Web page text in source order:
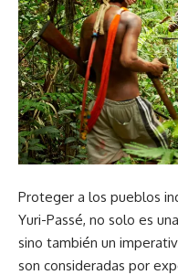
Proteger a los pueblos
Yuri-Passé, no solo es
sino también un
son consideradas por